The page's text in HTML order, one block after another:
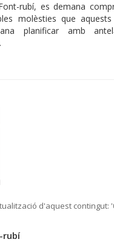
rubí, es demana
molèsties que
planificar amb
d'aquest contingut:
rubí